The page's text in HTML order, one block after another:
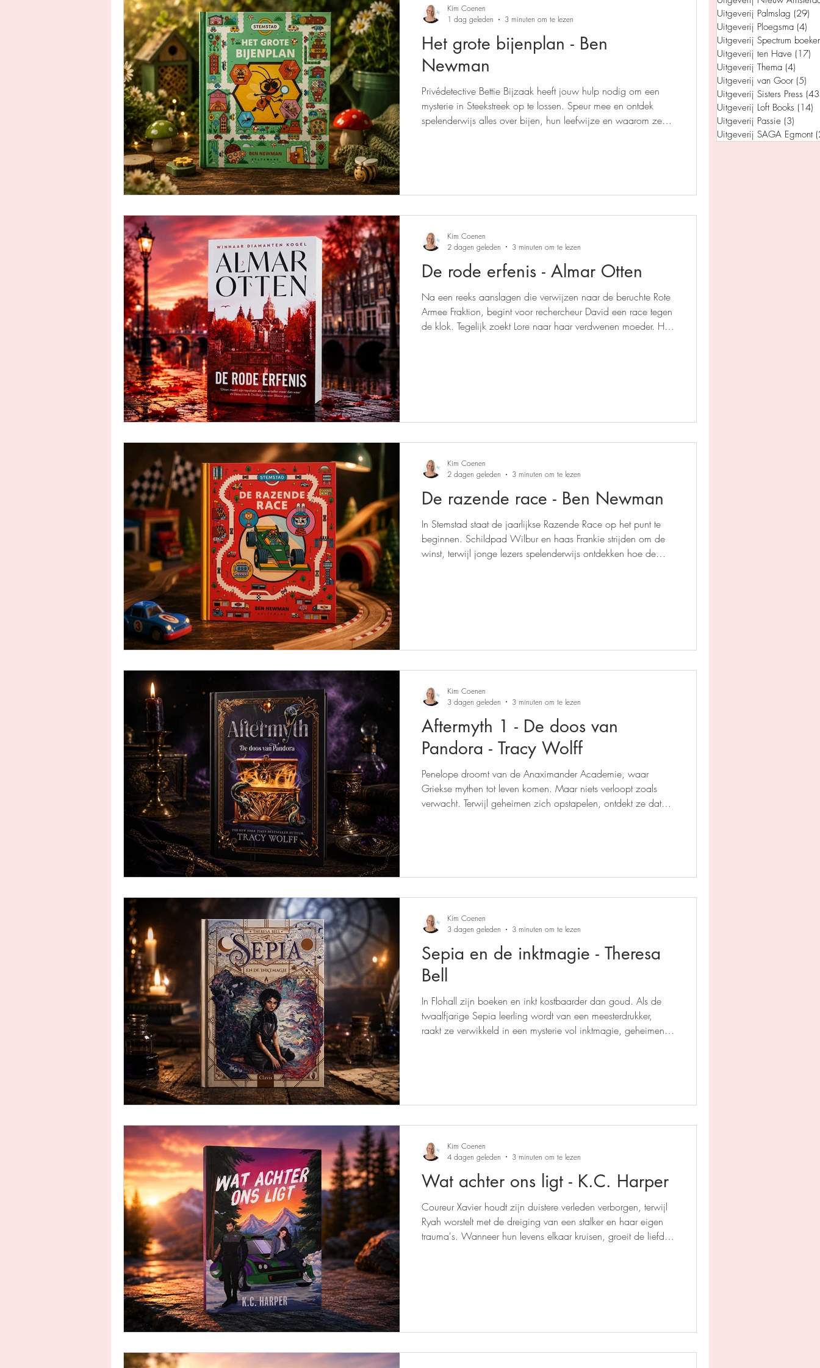
Het grote bijenplan - Ben
Newman
Privédetective Bettie Bijzaak heeft jouw hulp nodig om een
mysterie in Steekstreek op te lossen. Speur mee en ontdek
spelenderwijs alles over bijen, hun leefwijze en waarom ze
Kim Coenen
1 dag geleden
3 minuten om te lezen
De rode erfenis - Almar Otten
Na een reeks aanslagen die verwijzen naar de beruchte Rote
Armee Fraktion, begint voor rechercheur David een race tegen
de klok. Tegelijk zoekt Lore naar haar verdwenen moeder. Hun
Kim Coenen
2 dagen geleden
3 minuten om te lezen
De razende race - Ben Newman
In Stemstad staat de jaarlijkse Razende Race op het punt te
beginnen. Schildpad Wilbur en haas Frankie strijden om de
winst, terwijl jonge lezers spelenderwijs ontdekken hoe de
Kim Coenen
2 dagen geleden
3 minuten om te lezen
Aftermyth 1 - De doos van
Pandora - Tracy Wolff
Penelope droomt van de Anaximander Academie, waar
Griekse mythen tot leven komen. Maar niets verloopt zoals
verwacht. Terwijl geheimen zich opstapelen, ontdekt ze dat
Kim Coenen
3 dagen geleden
3 minuten om te lezen
Sepia en de inktmagie - Theresa
Bell
In Flohall zijn boeken en inkt kostbaarder dan goud. Als de
twaalfjarige Sepia leerling wordt van een meesterdrukker,
raakt ze verwikkeld in een mysterie vol inktmagie, geheimen,
Kim Coenen
3 dagen geleden
3 minuten om te lezen
Wat achter ons ligt - K.C. Harper
Coureur Xavier houdt zijn duistere verleden verborgen, terwijl
Ryah worstelt met de dreiging van een stalker en haar eigen
trauma's. Wanneer hun levens elkaar kruisen, groeit de liefde,
Kim Coenen
4 dagen geleden
3 minuten om te lezen
Uitgeverij Palmslag (29)
Uitgeverij Ploegsma (4)
Uitgeverij Spectrum
Uitgeverij ten Have (17)
Uitgeverij Thema (4)
Uitgeverij van Goor (5)
Uitgeverij Sisters Press
Uitgeverij Loft Books (14)
Uitgeverij Passie (3)
Uitgeverij SAGA Egmont